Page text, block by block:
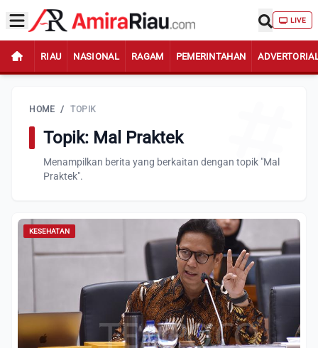
LIVE
RIAU NASIONAL RAGAM PEMERINTAHAN
HOME / TOPIK
Topik: Mal Praktek
Menampilkan berita yang berkaitan dengan topik "Mal
Praktek".
KESEHATAN